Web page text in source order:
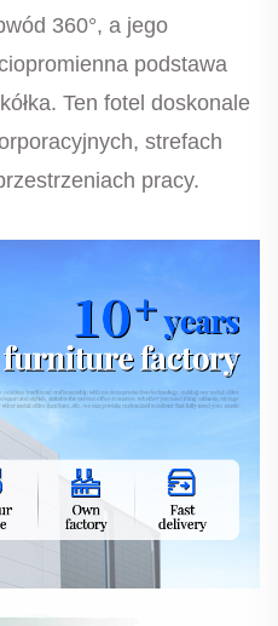
360°, a jego
podstawa
Ten fotel doskonale
strefach
pracy.